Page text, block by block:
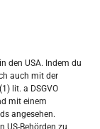
den USA. Indem du
auch mit der
lit. a DSGVO
mit einem
angesehen.
US-Behörden zu
S S
1
8